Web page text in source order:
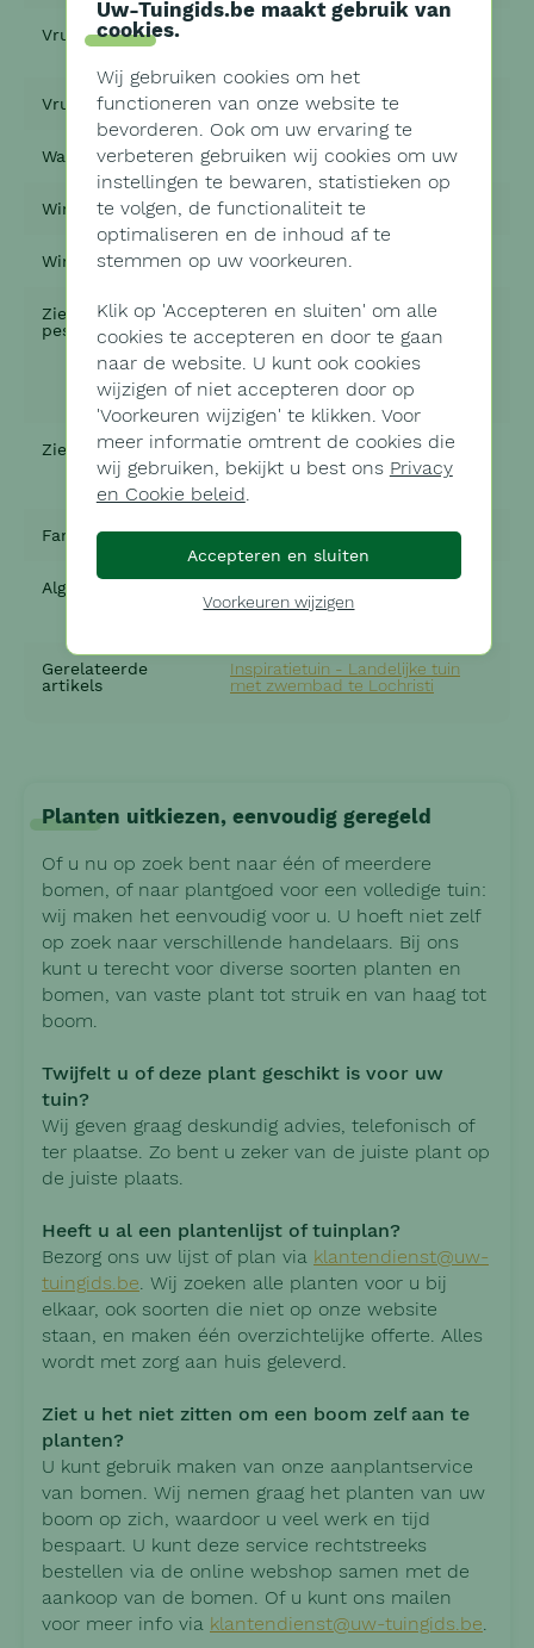
Vruchtkleur
Vruchtvorm Kleine steenvruchtjes
Wanneer volgroeid 10 tot 20 jaar
Wintergroen Ja
Winterhard Ja
Ziektes (Dieren,
pests)
Ja, in tegenstelling tot de buxus
heeft deze plant geen last van de
buxusmot, maar deze zijn wel
gevoelig voor schaalinsecten en
hulstmineervlieg, en jonge
scheuten voor bladluizen
Ziektes (Plant)
Ja, kan vatbaar zijn voor
hulstbladziekte, wortelrot en
soms honingschimmel
Familie Aquifoliaceae
Algemene tips
struiken
Gerelateerde
artikels
Inspiratietuin - Landelijke tuin
met zwembad te Lochristi
Planten uitkiezen, eenvoudig geregeld
Of u nu op zoek bent naar één of meerdere
bomen, of naar plantgoed voor een volledige tuin:
wij maken het eenvoudig voor u. U hoeft niet zelf
op zoek naar verschillende handelaars. Bij ons
kunt u terecht voor diverse soorten planten en
bomen, van vaste plant tot struik en van haag tot
boom.
Twijfelt u of deze plant geschikt is voor uw
tuin?
Wij geven graag deskundig advies, telefonisch of
ter plaatse. Zo bent u zeker van de juiste plant op
de juiste plaats.
Heeft u al een plantenlijst of tuinplan?
Bezorg ons uw lijst of plan via klantendienst@uw-
tuingids.be. Wij zoeken alle planten voor u bij
elkaar, ook soorten die niet op onze website
staan, en maken één overzichtelijke offerte. Alles
wordt met zorg aan huis geleverd.
Ziet u het niet zitten om een boom zelf aan te
planten?
U kunt gebruik maken van onze aanplantservice
van bomen. Wij nemen graag het planten van uw
boom op zich, waardoor u veel werk en tijd
bespaart. U kunt deze service rechtstreeks
bestellen via de online webshop samen met de
aankoop van de bomen. Of u kunt ons mailen
voor meer info via klantendienst@uw-tuingids.be.
Uw-Tuingids.be maakt gebruik van
cookies.
Wij gebruiken cookies om het
functioneren van onze website te
bevorderen. Ook om uw ervaring te
verbeteren gebruiken wij cookies om uw
instellingen te bewaren, statistieken op
te volgen, de functionaliteit te
optimaliseren en de inhoud af te
stemmen op uw voorkeuren.
Klik op 'Accepteren en sluiten' om alle
cookies te accepteren en door te gaan
naar de website. U kunt ook cookies
wijzigen of niet accepteren door op
'Voorkeuren wijzigen' te klikken. Voor
meer informatie omtrent de cookies die
wij gebruiken, bekijkt u best ons Privacy
en Cookie beleid.
Accepteren en sluiten
Voorkeuren wijzigen